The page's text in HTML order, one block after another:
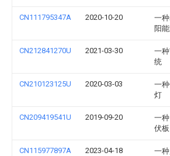
CN111795347A 2020-10-20
一
阳
CN212841270U 2021-03-30
一
统
CN210123125U 2020-03-03
一
灯
CN209419541U 2019-09-20
一
伏板
CN115977897A 2023-04-18
一